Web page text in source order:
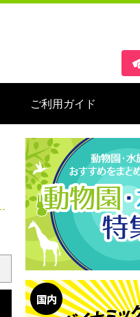
ご利用ガイド